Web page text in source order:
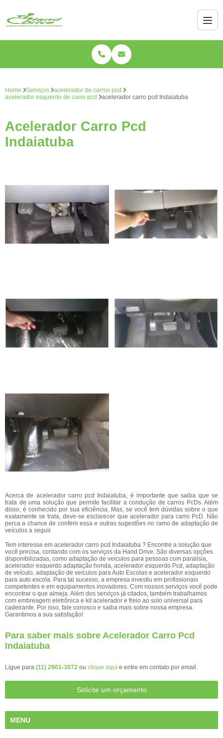
Home Serviços
acelerador de carros pcd
acelerador esquerdo de carro pcd
acelerador carro pcd Indaiatuba
Acelerador Carro Pcd
Indaiatuba
Acerca de acelerador carro pcd Indaiatuba, é importante que saiba que se
trata de uma solução que permite facilitar a condução de carros PcDs. Além
disso, é conhecido por sua eficiência. Mas, se você tem dúvidas sobre o que
exatamente se trata, deve-se esclarecer que acelerador para carro PcD. Não
perca a chance de conferir essa e outras sugestões no ramo de adaptação de
veículos a seguir.
Tem interesse em acelerador carro pcd Indaiatuba ? Encontre a solução que
você precisa, contando com os serviços da Hand Drive. São diversas opções
disponibilizadas, como adaptação de veículos para pessoas com paralisia,
acelerador esquerdo adaptação honda, acelerador esquerdo Pcd, adaptação
de veículo, adaptação de veículos para Auto Escolas e acelerador esquerdo
para auto escola. Para tal sucesso, a empresa investiu em profissionais
competentes e em equipamentos inovadores. Com nossos serviços você pode
encontrar o que almeja. Além dos serviços já citados, também trabalhamos
com embreagem eletrônica e kit acelerador e freio ao solo universal para
cadeirante. Por isso, fale conosco e saiba mais sobre nossa empresa.
Garantimos a sua satisfação!
Para saber mais sobre Acelerador Carro Pcd
Indaiatuba
Ligue para (11) 2901-3072 ou clique aqui e entre em contato por email.
Solicite um orçamento
MENU